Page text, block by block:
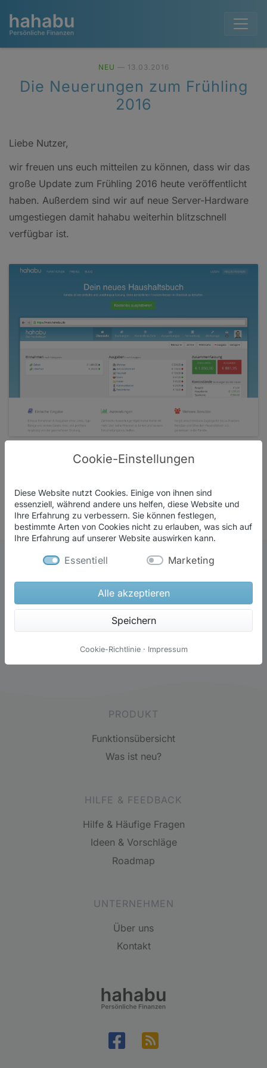
Funktionen
Preise
Was ist neu?
NEU — 13.03.2016
Die Neuerungen zum Frühling
2016
Liebe Nutzer,
wir freuen uns euch mitteilen zu können, dass wir das
große Update zum Frühling 2016 heute veröffentlicht
haben. Außerdem sind wir auf neue Server-Hardware
umgestiegen damit hahabu weiterhin blitzschnell
verfügbar ist.
Eine kurze Zusammenfassung der Neuerungen findet
werden wir die Neuerungen in den kommenden Tagen
mit einzelnen Beiträgen im Blog vorstellen.
Erhalte weitere Neuigkeiten automatisch über einen der
Newsletter abonnieren
hahabu auf Facebook
PRODUKT
Funktionsübersicht
Was ist neu?
HILFE & FEEDBACK
Hilfe & Häufige Fragen
Ideen & Vorschläge
Roadmap
UNTERNEHMEN
Über uns
Kontakt
Cookie-Einstellungen
Diese Website nutzt Cookies. Einige von ihnen sind
essenziell, während andere uns helfen, diese Website und
Ihre Erfahrung zu verbessern. Sie können festlegen,
bestimmte Arten von Cookies nicht zu erlauben, was sich auf
Ihre Erfahrung auf unserer Website auswirken kann.
Essentiell Marketing
Alle akzeptieren
Speichern
Cookie-Richtlinie · Impressum